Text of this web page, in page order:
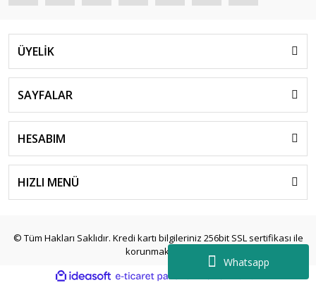
Whatsapp
ÜYELİK
SAYFALAR
HESABIM
HIZLI MENÜ
© Tüm Hakları Saklıdır. Kredi kartı bilgileriniz 256bit SSL sertifikası ile
korunmaktadır.
ideasoft